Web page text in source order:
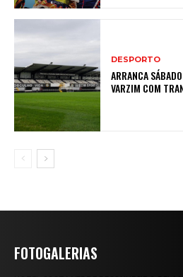
DESPORTO
ARRANCA
VARZIM COM
FOTOGALERIAS